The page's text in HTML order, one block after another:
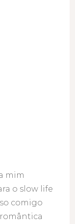
mim
o slow life
comigo